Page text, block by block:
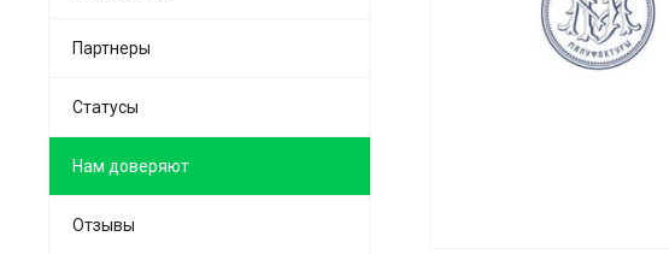
Партнеры
Статусы
Нам доверяют
Отзывы